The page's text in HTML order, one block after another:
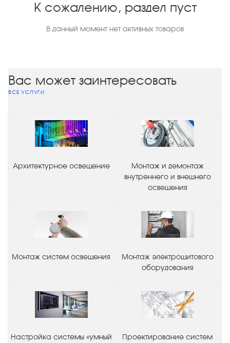
К сожалению, раздел пуст
В данный момент нет активных товаров
Вас может заинтересовать
ВСЕ УСЛУГИ
Архитектурное освещение
Монтаж и демонтаж
внутреннего и внешнего
освещения
Монтаж систем освещения
Монтаж электрощитового
оборудования
Настройка системы «умный
Проектирование систем